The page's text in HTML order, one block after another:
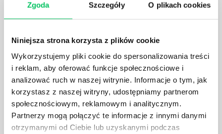
Zgoda Szczegóły O plikach cookies
Niniejsza strona korzysta z plików cookie
Wykorzystujemy pliki cookie do spersonalizowania treści
i reklam, aby oferować funkcje społecznościowe i
analizować ruch w naszej witrynie. Informacje o tym, jak
korzystasz z naszej witryny, udostępniamy partnerom
społecznościowym, reklamowym i analitycznym.
Partnerzy mogą połączyć te informacje z innymi danymi
otrzymanymi od Ciebie lub uzyskanymi podczas
WYMAGANIAMI NORM JAKOŚCI WYROBÓW
MEDYCZNYCH?
społeczeństwa wprowadzane jest coraz więcej reguł,
które mają za zadanie poprawić poszczególne
dziedziny gospodarki. Dzięki nim wszystkie firmy
będą zobowiązane przestrzegać zasad, których
wprowadzenie dąży do ujednolicenia jakości
produktów, które trafiają do klientów.